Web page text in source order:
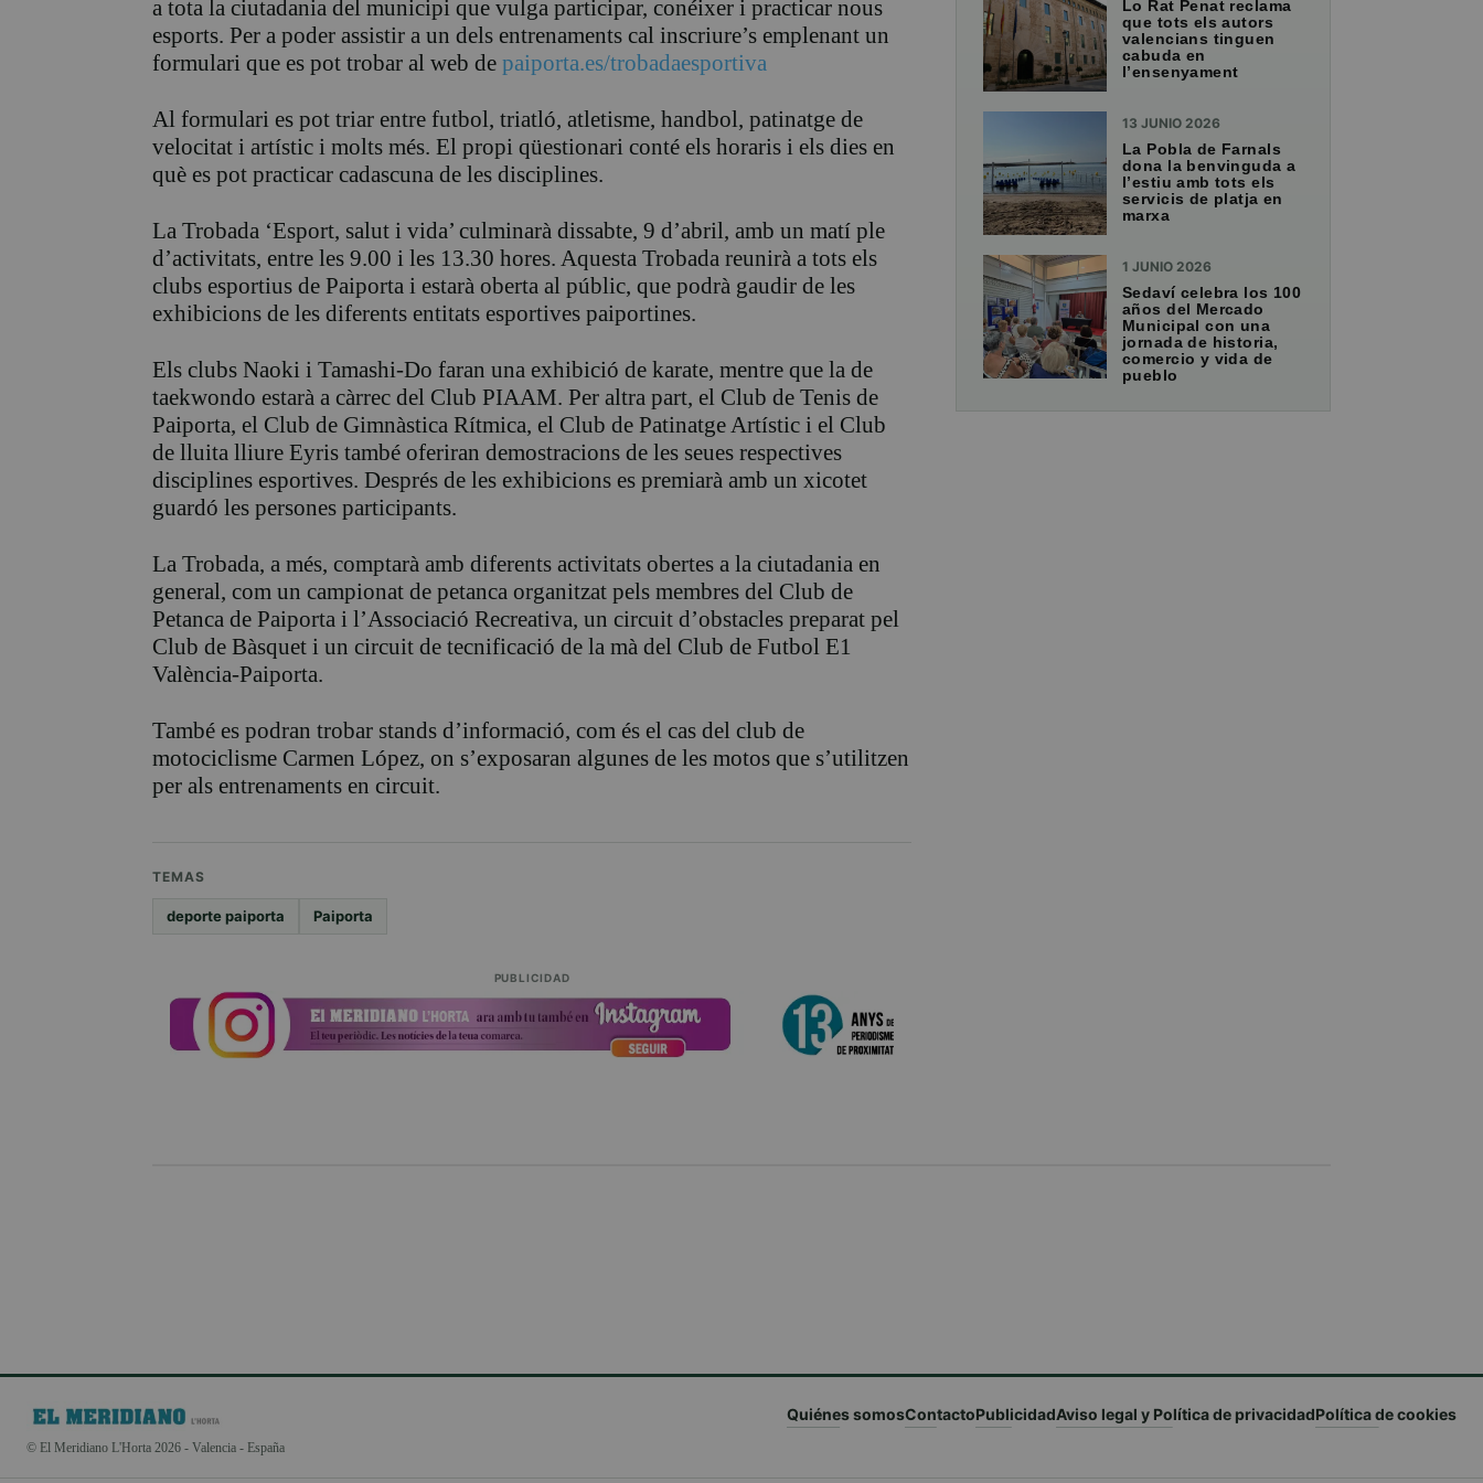
a tota la ciutadania del municipi que vulga participar, conéixer i practicar nous
esports. Per a poder assistir a un dels entrenaments cal inscriure’s emplenant un
formulari que es pot trobar al web de paiporta.es/trobadaesportiva
Al formulari es pot triar entre futbol, triatló, atletisme, handbol, patinatge de
velocitat i artístic i molts més. El propi qüestionari conté els horaris i els dies en
què es pot practicar cadascuna de les disciplines.
La Trobada ‘Esport, salut i vida’ culminarà dissabte, 9 d’abril, amb un matí ple
d’activitats, entre les 9.00 i les 13.30 hores. Aquesta Trobada reunirà a tots els
clubs esportius de Paiporta i estarà oberta al públic, que podrà gaudir de les
exhibicions de les diferents entitats esportives paiportines.
Els clubs Naoki i Tamashi-Do faran una exhibició de karate, mentre que la de
taekwondo estarà a càrrec del Club PIAAM. Per altra part, el Club de Tenis de
Paiporta, el Club de Gimnàstica Rítmica, el Club de Patinatge Artístic i el Club
de lluita lliure Eyris també oferiran demostracions de les seues respectives
disciplines esportives. Després de les exhibicions es premiarà amb un xicotet
guardó les persones participants.
La Trobada, a més, comptarà amb diferents activitats obertes a la ciutadania en
general, com un campionat de petanca organitzat pels membres del Club de
Petanca de Paiporta i l’Associació Recreativa, un circuit d’obstacles preparat pel
Club de Bàsquet i un circuit de tecnificació de la mà del Club de Futbol E1
València-Paiporta.
També es podran trobar stands d’informació, com és el cas del club de
motociclisme Carmen López, on s’exposaran algunes de les motos que s’utilitzen
per als entrenaments en circuit.
TEMAS
deporte paiporta Paiporta
PUBLICIDAD
Lo Rat Penat reclama
que tots els autors
valencians tinguen
cabuda en
l’ensenyament
13 JUNIO 2026
La Pobla de Farnals
dona la benvinguda a
l’estiu amb tots els
servicis de platja en
marxa
1 JUNIO 2026
Sedaví celebra los 100
años del Mercado
Municipal con una
jornada de historia,
comercio y vida de
pueblo
© El Meridiano L'Horta 2026 - Valencia - España
Quiénes somosContactoPublicidadAviso legal y Política de privacidadPolítica de cookies